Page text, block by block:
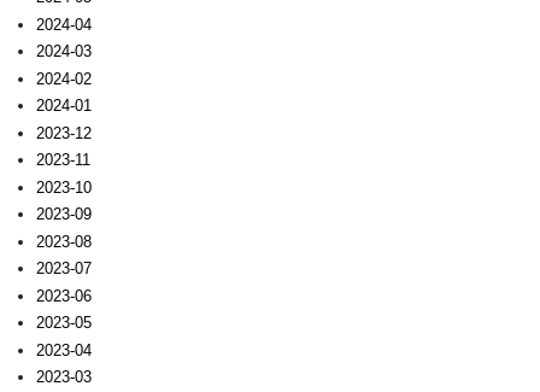
2024-04
2024-03
2024-02
2024-01
2023-12
2023-11
2023-10
2023-09
2023-08
2023-07
2023-06
2023-05
2023-04
2023-03